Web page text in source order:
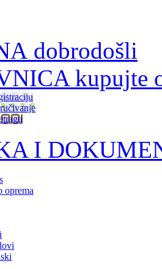
dobrodošli
kupujte
I
oprema